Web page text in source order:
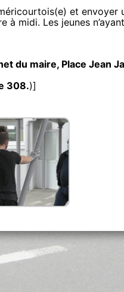
et envoyer
à midi. Les jeunes
du maire, Place Jean
308.)]